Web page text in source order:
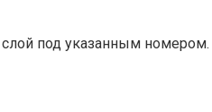
под указанным